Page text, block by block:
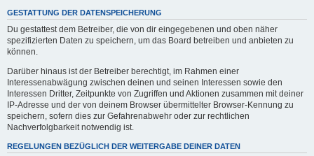
GESTATTUNG DER DATENSPEICHERUNG
Du gestattest dem Betreiber, die von dir eingegebenen und oben näher
spezifizierten Daten zu speichern, um das Board betreiben und anbieten zu
können.
Darüber hinaus ist der Betreiber berechtigt, im Rahmen einer
Interessenabwägung zwischen deinen und seinen Interessen sowie den
Interessen Dritter, Zeitpunkte von Zugriffen und Aktionen zusammen mit deiner
IP-Adresse und der von deinem Browser übermittelter Browser-Kennung zu
speichern, sofern dies zur Gefahrenabwehr oder zur rechtlichen
Nachverfolgbarkeit notwendig ist.
REGELUNGEN BEZÜGLICH DER WEITERGABE DEINER DATEN